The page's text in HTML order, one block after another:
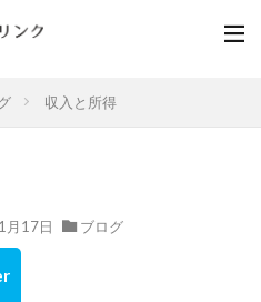
収入と所得
月17日 ブログ